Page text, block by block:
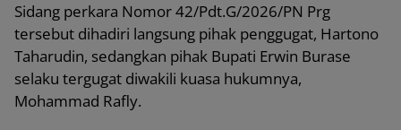
Sidang perkara Nomor 42/Pdt.G/2026/PN Prg
tersebut dihadiri langsung pihak penggugat, Hartono
Taharudin, sedangkan pihak Bupati Erwin Burase
selaku tergugat diwakili kuasa hukumnya,
Mohammad Rafly.